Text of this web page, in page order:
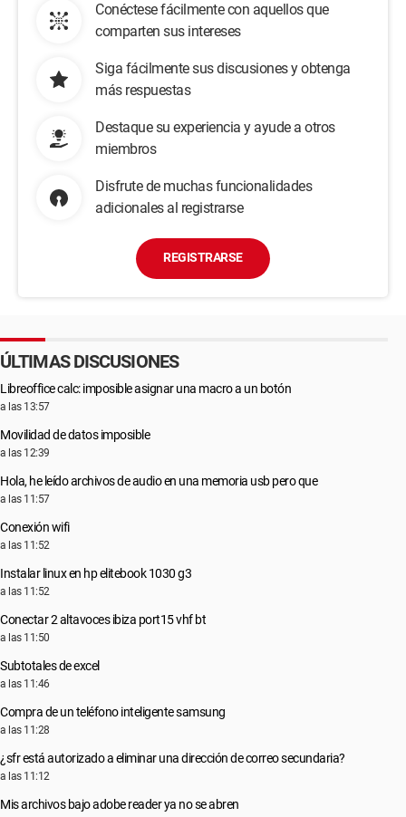
Conéctese fácilmente con aquellos que
comparten sus intereses
Siga fácilmente sus discusiones y obtenga
más respuestas
Destaque su experiencia y ayude a otros
miembros
Disfrute de muchas funcionalidades
adicionales al registrarse
REGISTRARSE
ÚLTIMAS DISCUSIONES
Libreoffice calc: imposible asignar una macro a un botón
a las 13:57
Movilidad de datos imposible
a las 12:39
Hola, he leído archivos de audio en una memoria usb pero que
a las 11:57
Conexión wifi
a las 11:52
Instalar linux en hp elitebook 1030 g3
a las 11:52
Conectar 2 altavoces ibiza port15 vhf bt
a las 11:50
Subtotales de excel
a las 11:46
Compra de un teléfono inteligente samsung
a las 11:28
¿sfr está autorizado a eliminar una dirección de correo secundaria?
a las 11:12
Mis archivos bajo adobe reader ya no se abren